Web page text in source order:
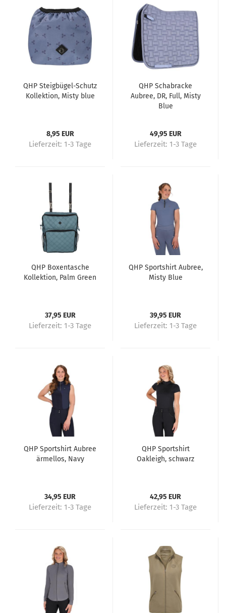
QHP Steigbügel-Schutz
Kollektion, Misty blue
8,95 EUR
Lieferzeit: 1-3 Tage
QHP Schabracke
Aubree, DR, Full, Misty
Blue
49,95 EUR
Lieferzeit: 1-3 Tage
QHP Boxentasche
Kollektion, Palm Green
37,95 EUR
Lieferzeit: 1-3 Tage
QHP Sportshirt Aubree,
Misty Blue
39,95 EUR
Lieferzeit: 1-3 Tage
QHP Sportshirt Aubree
ärmellos, Navy
34,95 EUR
Lieferzeit: 1-3 Tage
QHP Sportshirt
Oakleigh, schwarz
42,95 EUR
Lieferzeit: 1-3 Tage